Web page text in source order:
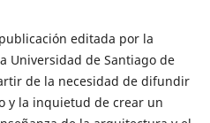
editada por la
Universidad de Santiago de
de la necesidad de difundir
y la inquietud de crear un